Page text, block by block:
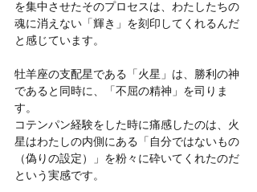
を集中させたそのプロセスは、わたしたちの
魂に消えない「輝き」を刻印してくれるんだ
と感じています。
牡羊座の支配星である「火星」は、勝利の神
であると同時に、「不屈の精神」を司りま
す。
コテンパン経験をした時に痛感したのは、火
星はわたしの内側にある「自分ではないもの
（偽りの設定）」を粉々に砕いてくれたのだ
という実感です。